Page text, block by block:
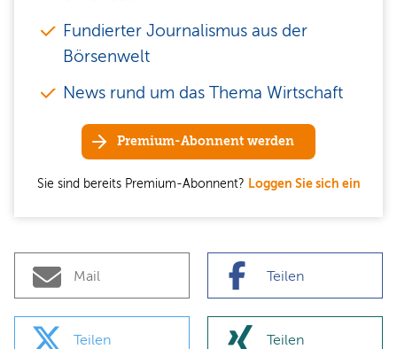
Fundierter Journalismus aus der
Börsenwelt
News rund um das Thema Wirtschaft
Premium-Abonnent werden
Sie sind bereits Premium-Abonnent? Loggen Sie sich ein
Mail Teilen
Teilen Teilen